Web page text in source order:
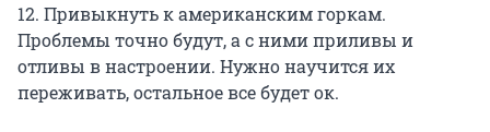
12. Привыкнуть к американским горкам.
Проблемы точно будут, а с ними приливы и
отливы в настроении. Нужно научится их
переживать, остальное все будет ок.